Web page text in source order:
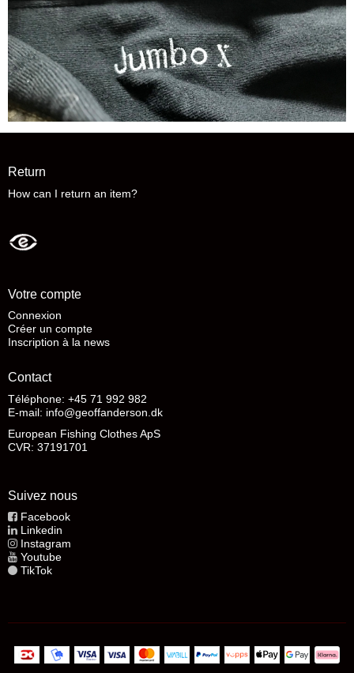
Return
How can I return an item?
Votre compte
Connexion
Créer un compte
Inscription à la news
Contact
Téléphone: +45 71 992 982
E-mail: info@geoffanderson.dk
European Fishing Clothes ApS
CVR: 37191701
Suivez nous
Facebook
Linkedin
Instagram
Youtube
TikTok